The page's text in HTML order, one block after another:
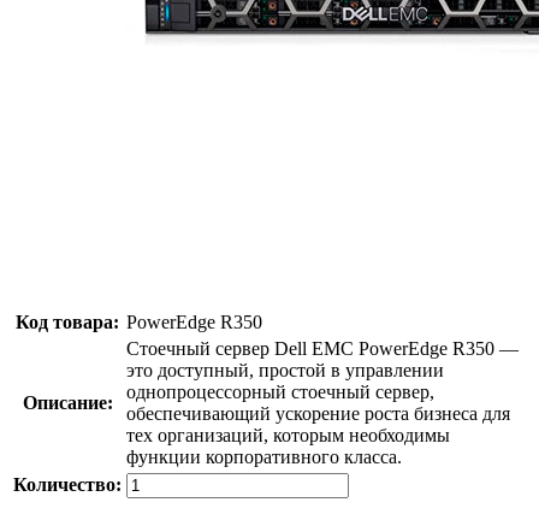
Код товара: PowerEdge R350
Описание:
Стоечный сервер Dell EMC PowerEdge R350 —
это доступный, простой в управлении
однопроцессорный стоечный сервер,
обеспечивающий ускорение роста бизнеса для
тех организаций, которым необходимы
функции корпоративного класса.
Количество: